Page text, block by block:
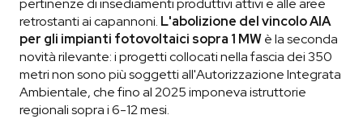
pertinenze di insediamenti produttivi attivi e alle aree
retrostanti ai capannoni. L'abolizione del vincolo AIA
per gli impianti fotovoltaici sopra 1 MWè la seconda
novità rilevante: i progetti collocati nella fascia dei 350
metri non sono più soggetti all'Autorizzazione Integrata
Ambientale, che fino al 2025 imponeva istruttorie
regionali sopra i 6-12 mesi.